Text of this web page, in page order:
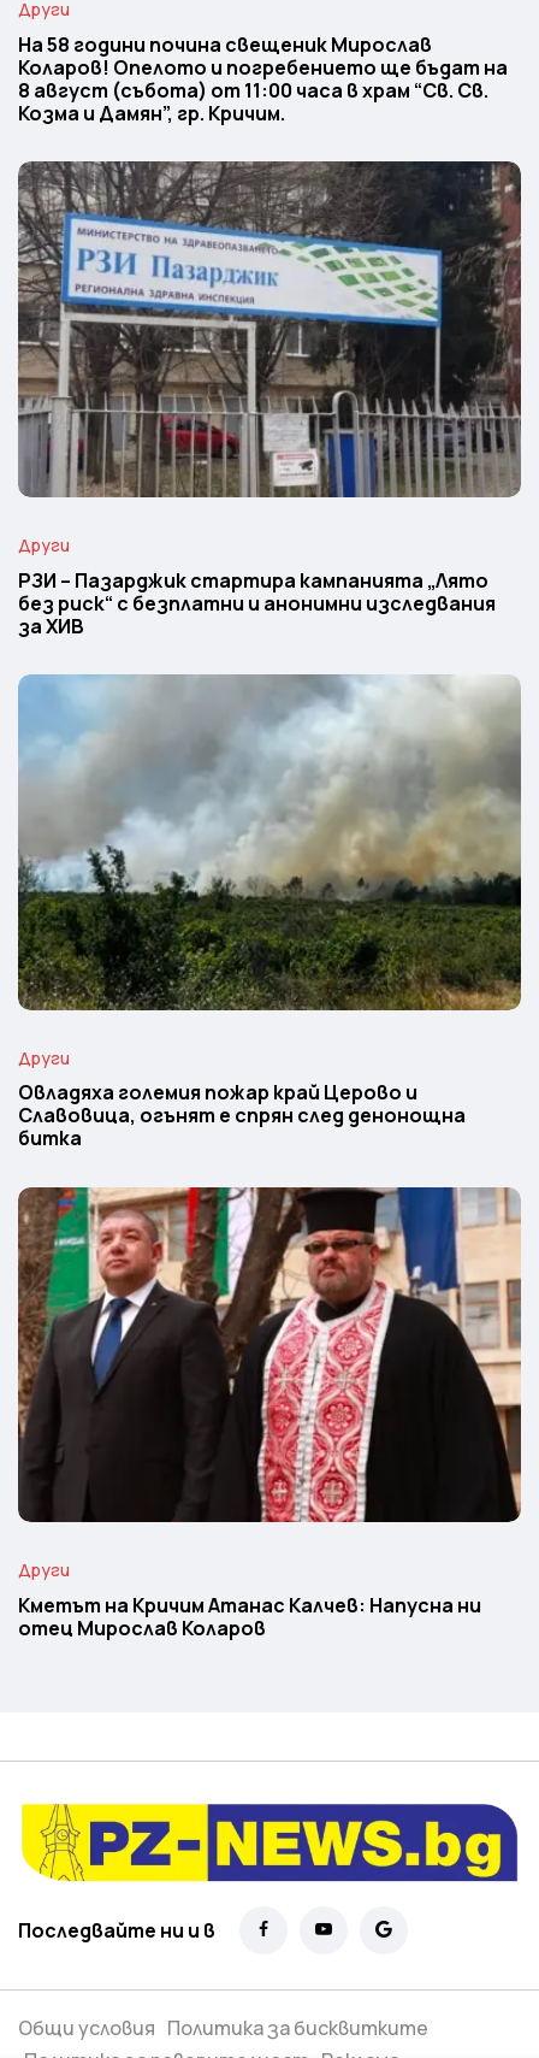
Други
На 58 години почина свещеник Мирослав
Коларов! Опелото и погребението ще бъдат на
8 август (събота) от 11:00 часа в храм “Св. Св.
Козма и Дамян”, гр. Кричим.
Други
РЗИ – Пазарджик стартира кампанията „Лято
без риск“ с безплатни и анонимни изследвания
за ХИВ
Други
Овладяха големия пожар край Церово и
Славовица, огънят е спрян след денонощна
битка
Други
Кметът на Кричим Атанас Калчев: Напусна ни
отец Мирослав Коларов
Последвайте ни и в
Общи условия Политика за бисквитките